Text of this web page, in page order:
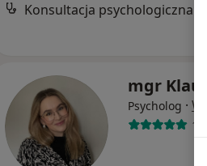
Konsultacja psychologiczna
mgr
Psycholog ·
17